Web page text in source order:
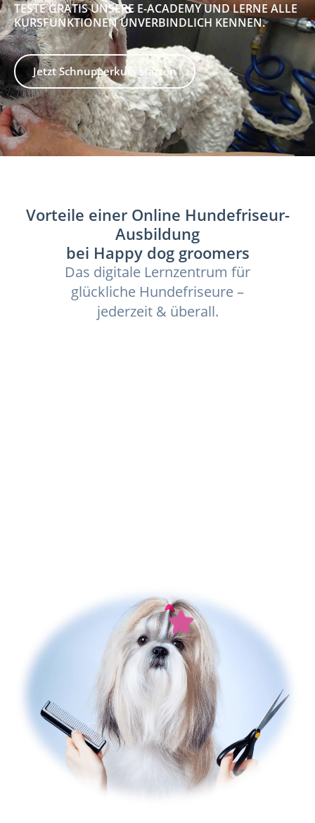
TESTE GRATIS UNSERE E-ACADEMY UND LERNE ALLE
KURSFUNKTIONEN UNVERBINDLICH KENNEN.
Jetzt Schnupperkurs starten
Vorteile einer Online Hundefriseur-
Ausbildung
bei Happy dog groomers
Das digitale Lernzentrum für
glückliche Hundefriseure –
jederzeit & überall.